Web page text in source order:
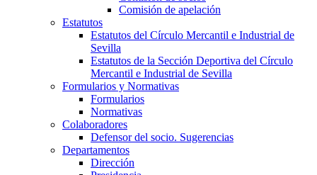
Comisión de apelación
Estatutos
Estatutos del Círculo Mercantil e Industrial de
Sevilla
Estatutos de la Sección Deportiva del Círculo
Mercantil e Industrial de Sevilla
Formularios y Normativas
Formularios
Normativas
Colaboradores
Defensor del socio. Sugerencias
Departamentos
Dirección